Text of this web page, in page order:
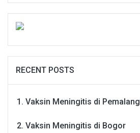
RECENT POSTS
Vaksin Meningitis di Pemalang
Vaksin Meningitis di Bogor